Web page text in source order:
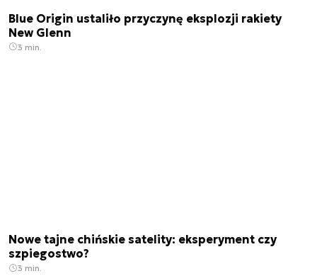
Blue Origin ustaliło przyczynę eksplozji rakiety
New Glenn
3 min.
Nowe tajne chińskie satelity: eksperyment czy
szpiegostwo?
3 min.